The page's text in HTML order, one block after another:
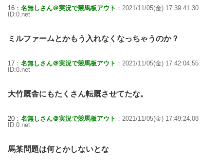
16： 名無しさん＠実況で競馬板アウト ：2021/11/05(金) 17:39:41.30
ID:0.net
ミルファームとかもう入れなくなっちゃうのか？
17： 名無しさん＠実況で競馬板アウト ：2021/11/05(金) 17:42:04.55
ID:0.net
大竹厩舎にもたくさん転厩させてたな。
20： 名無しさん＠実況で競馬板アウト ：2021/11/05(金) 17:49:24.08
ID:0.net
馬某問題は何とかしないとな